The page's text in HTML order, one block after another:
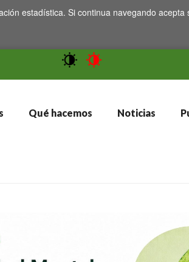
estadística. Si continua navegando acepta
Qué hacemos Noticias